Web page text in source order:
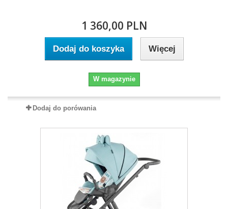
1 360,00 PLN
Dodaj do koszyka Więcej
W magazynie
Dodaj do porówania